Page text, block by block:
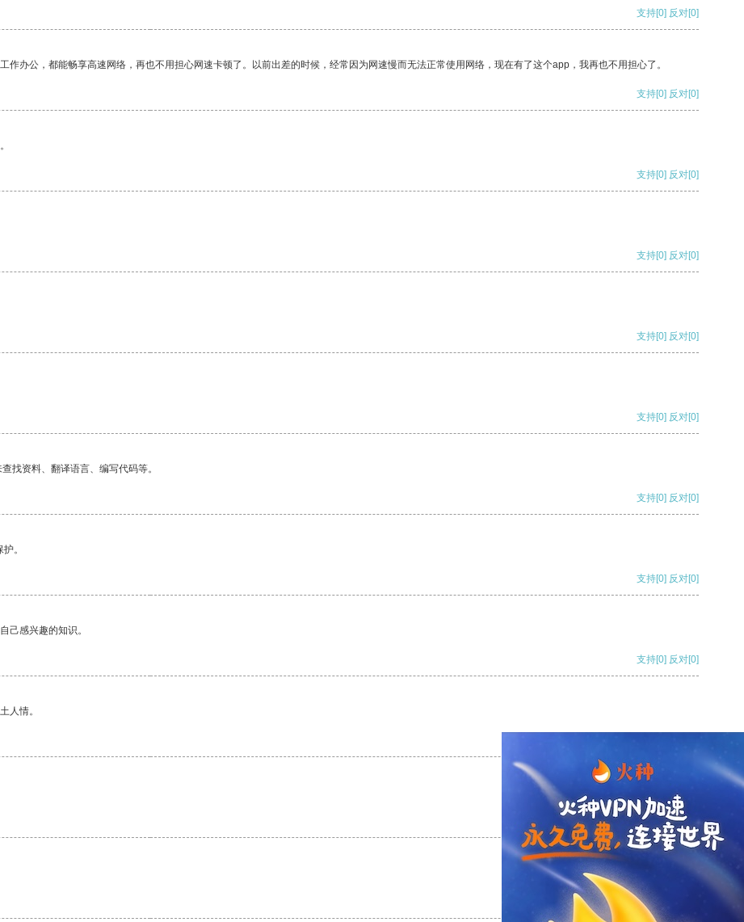
支持[0] 反对[0]
办公，都能畅享高速网络，再也不用担心网速卡顿了。以前出差的时候，经常因为网速慢而无法正常使用网络，现在有了这个app，我再也不用担心了。
支持[0] 反对[0]
支持[0] 反对[0]
支持[0] 反对[0]
支持[0] 反对[0]
支持[0] 反对[0]
找资料、翻译语言、编写代码等。
支持[0] 反对[0]
。
支持[0] 反对[0]
己感兴趣的知识。
支持[0] 反对[0]
人情。
支持 [0] 反对 [0]
支持